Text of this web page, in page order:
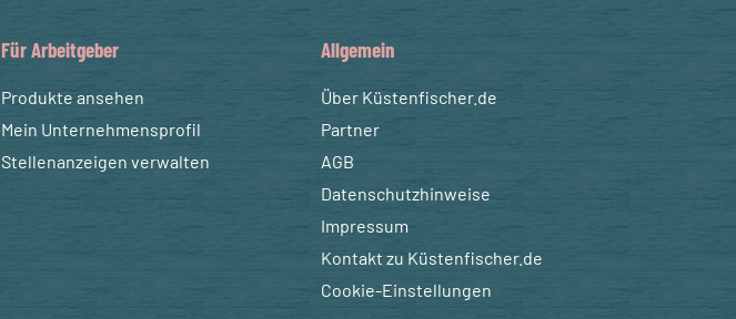
Für Arbeitgeber
Produkte ansehen
Mein Unternehmensprofil
Stellenanzeigen verwalten
Allgemein
Über Küstenfischer.de
Partner
AGB
Datenschutzhinweise
Impressum
Kontakt zu Küstenfischer.de
Cookie-Einstellungen